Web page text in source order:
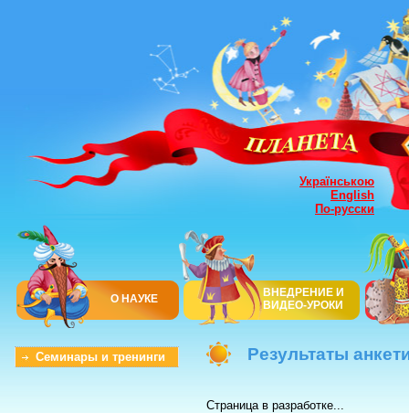
Українською
English
По-русски
О НАУКЕ
ВНЕДРЕНИЕ И
ВИДЕО-УРОКИ
Семинары и тренинги Результаты
Страница в разработке...